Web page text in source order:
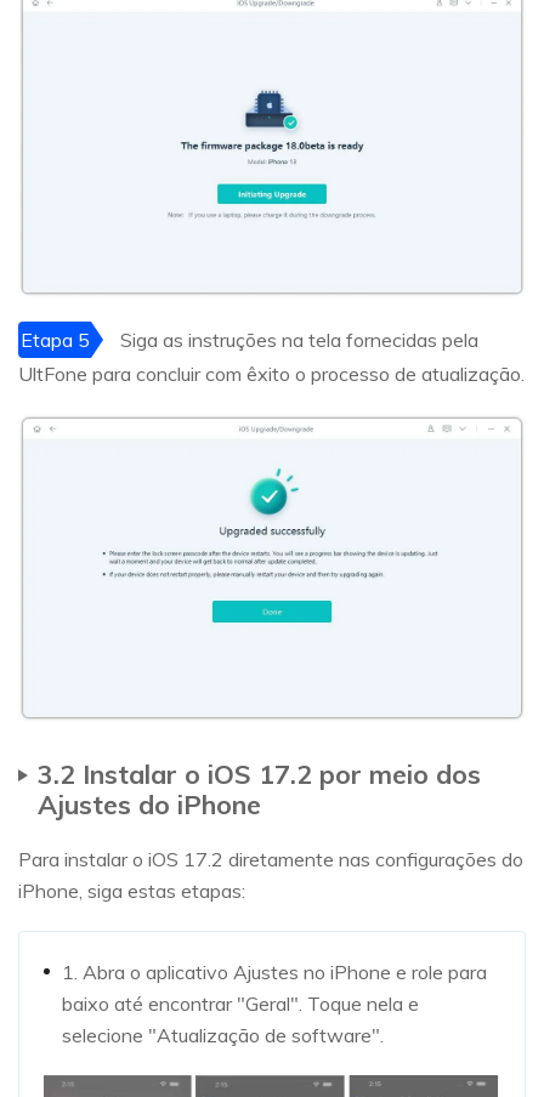
Etapa 5
Siga as instruções na tela fornecidas pela
UltFone para concluir com êxito o processo de atualização.
3.2 Instalar o iOS 17.2 por meio dos
Ajustes do iPhone
Para instalar o iOS 17.2 diretamente nas configurações do
iPhone, siga estas etapas:
1. Abra o aplicativo Ajustes no iPhone e role para
baixo até encontrar "Geral". Toque nela e
selecione "Atualização de software".